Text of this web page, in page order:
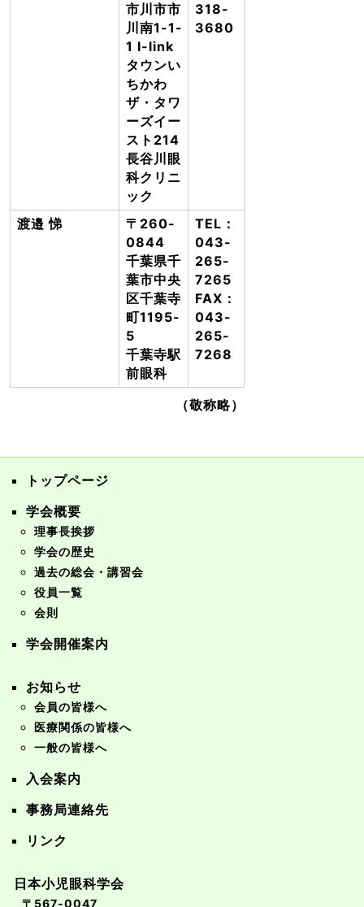
市川市市
川南1-1-
1 I-link
タウンい
ちかわ
ザ・タワ
ーズイー
スト214
長谷川眼
科クリニ
ック
318-
3680
渡邉 悌
〒260-
0844
千葉県千
葉市中央
区千葉寺
町1195-
5
千葉寺駅
前眼科
TEL：
043-
265-
7265
FAX：
043-
265-
7268
（敬称略）
トップページ
学会概要
理事長挨拶
学会の歴史
過去の総会・講習会
役員一覧
会則
学会開催案内
お知らせ
会員の皆様へ
医療関係の皆様へ
一般の皆様へ
入会案内
事務局連絡先
リンク
日本小児眼科学会
〒567-0047